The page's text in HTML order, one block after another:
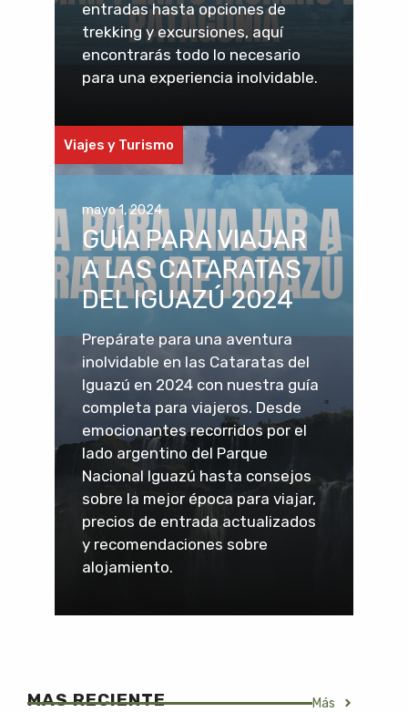
entradas hasta opciones de
trekking y excursiones, aquí
encontrarás todo lo necesario
para una experiencia inolvidable.
Viajes y Turismo
mayo 1, 2024
GUÍA PARA VIAJAR
A LAS CATARATAS
DEL IGUAZÚ 2024
Prepárate para una aventura
inolvidable en las Cataratas del
Iguazú en 2024 con nuestra guía
completa para viajeros. Desde
emocionantes recorridos por el
lado argentino del Parque
Nacional Iguazú hasta consejos
sobre la mejor época para viajar,
precios de entrada actualizados
y recomendaciones sobre
alojamiento.
MAS RECIENTE Más